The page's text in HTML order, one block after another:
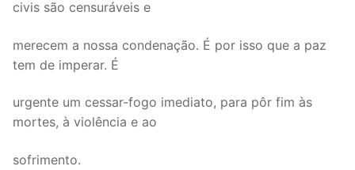
civis são censuráveis e
merecem a nossa condenação. É por isso que a paz
tem de imperar. É
urgente um cessar-fogo imediato, para pôr fim às
mortes, à violência e ao
sofrimento.